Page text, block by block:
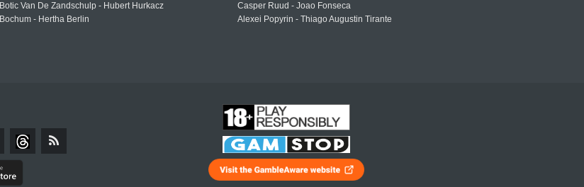
Botic Van De Zandschulp - Hubert Hurkacz
Bochum - Hertha Berlin
Casper Ruud - Joao Fonseca
Alexei Popyrin - Thiago Augustin Tirante